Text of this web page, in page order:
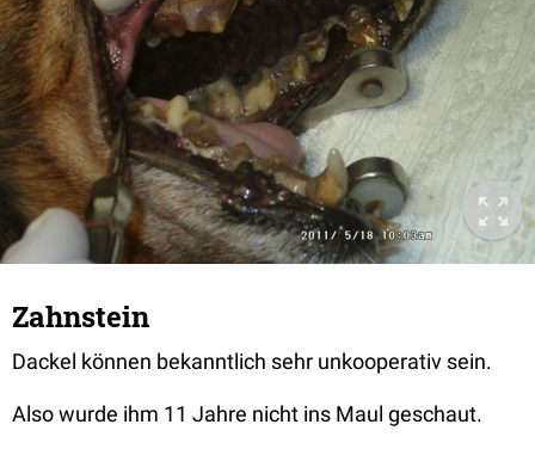
Zahnstein
Dackel können bekanntlich sehr unkooperativ sein.
Also wurde ihm 11 Jahre nicht ins Maul geschaut.